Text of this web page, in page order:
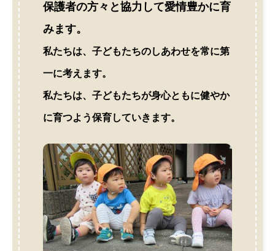
保護者の方々と協力して愛情豊かに育
みます。
私たちは、子どもたちのしあわせを常に第
一に考えます。
私たちは、子どもたちが身心ともに健やか
に育つよう保育していきます。